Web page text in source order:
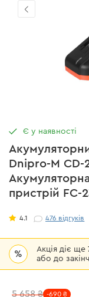
Dnipro-M CD-
пристрій FC-
4.1 476 відгуків
% Акція діє ще
або до
5 658 ₴ -690 ₴
Є у наявності